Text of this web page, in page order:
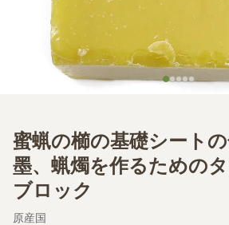
蜜蝋の櫛の基礎シート
墨、蝋燭を作るための
ブロック
原産国